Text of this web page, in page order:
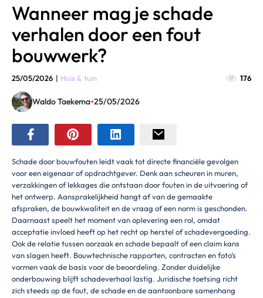
Wanneer mag je schade
verhalen door een fout
bouwwerk?
25/05/2026 | Huis & tuin 176
Waldo Taekema•25/05/2026
Schade door bouwfouten leidt vaak tot directe financiële gevolgen
voor een eigenaar of opdrachtgever. Denk aan scheuren in muren,
verzakkingen of lekkages die ontstaan door fouten in de uitvoering of
het ontwerp. Aansprakelijkheid hangt af van de gemaakte
afspraken, de bouwkwaliteit en de vraag of een norm is geschonden.
Daarnaast speelt het moment van oplevering een rol, omdat
acceptatie invloed heeft op het recht op herstel of schadevergoeding.
Ook de relatie tussen oorzaak en schade bepaalt of een claim kans
van slagen heeft. Bouwtechnische rapporten, contracten en foto’s
vormen vaak de basis voor de beoordeling. Zonder duidelijke
onderbouwing blijft schadeverhaal lastig. Juridische toetsing richt
zich steeds op de fout, de schade en de aantoonbare samenhang